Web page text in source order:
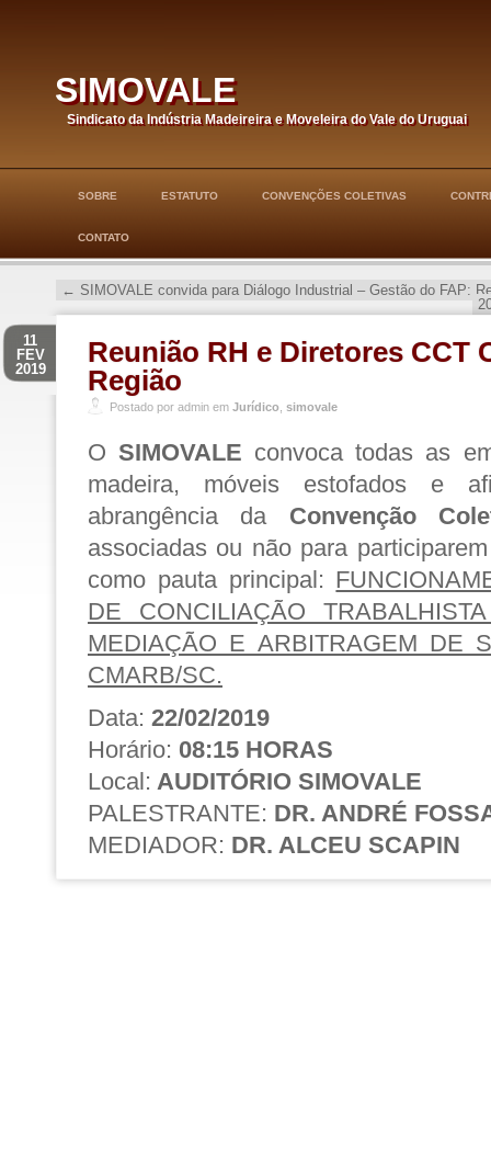
simovale
Sindicato da Indústria Madeireira e Moveleira do Vale do Uruguai
SOBRE ESTATUTO CONVENÇÕES COLETIVAS
CONTATO
← SIMOVALE convida para Diálogo Industrial – Gestão do FAP:
Reunião RH e Diretores CCT
Região
11
FEV
2019
Postado por admin em Jurídico simovale
O SIMOVALE convoca todas as
madeira, móveis estofados e
abrangência da Convenção
associadas ou não para
como pauta principal:
DE CONCILIAÇÃO
MEDIAÇÃO E ARBITRAGEM DE
CMARB/SC.
Data: 22/02/2019
Horário: 08:15 HORAS
Local: AUDITÓRIO SIMOVALE
PALESTRANTE: DR. ANDRÉ
MEDIADOR: DR. ALCEU SCAPIN